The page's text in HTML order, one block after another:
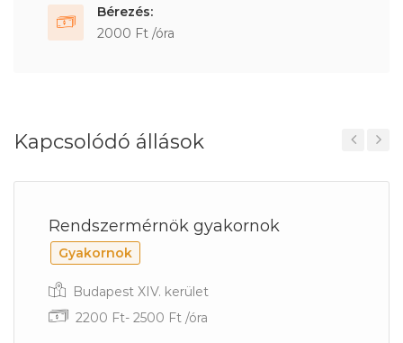
Bérezés:
2000 Ft /óra
Kapcsolódó állások
Rendszermérnök gyakornok
Gyakornok
Budapest XIV. kerület
2200 Ft- 2500 Ft /óra